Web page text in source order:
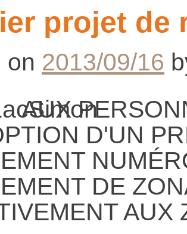
projet de
on 2013/09/16
AUX
D'UN
DE
AUX